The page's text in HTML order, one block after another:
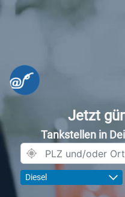
Jetzt
Tankstellen in
Diesel